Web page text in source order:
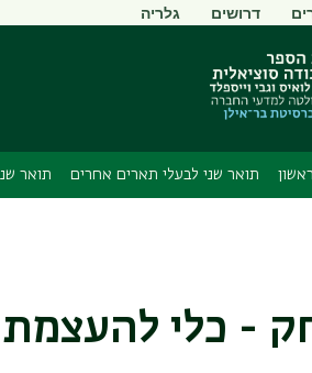
דרושים גלריה
תואר שני לבעלי תארים אחרים תואר
- כלי להעצמת